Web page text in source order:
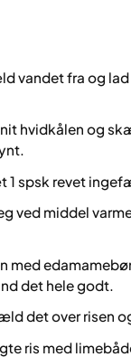
vandet fra og
hvidkålen og
1 spsk revet
ved middel
med
det hele godt.
det over risen
ris med